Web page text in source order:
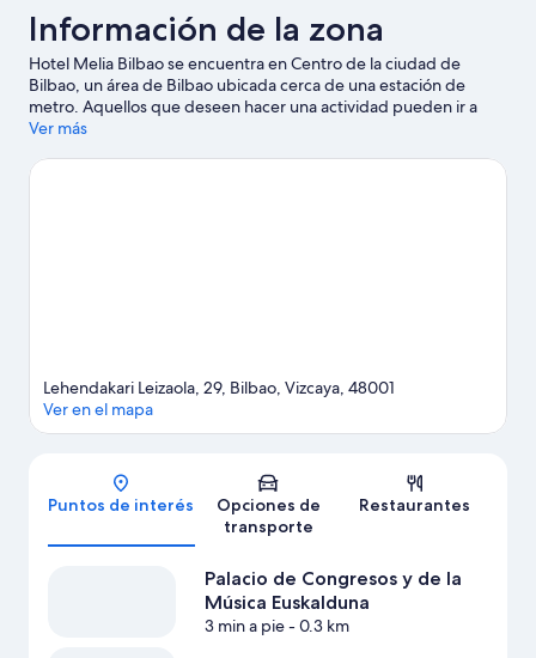
Información de la zona
Hotel Melia Bilbao se encuentra en Centro de la ciudad de
Bilbao, un área de Bilbao ubicada cerca de una estación de
metro. Aquellos que deseen hacer una actividad pueden ir a
Puerto de Bilbao y Funicular de Archanda, mientras que quienes
de Vizcaya y Parque de Doña Casilda de Iturrizar. ¿Quieres asistir
Ver más
Mapa
Lehendakari Leizaola, 29, Bilbao, Vizcaya, 48001
Ver en el mapa
Puntos de interés
Opciones de
transporte
Restaurantes
Palacio de Congresos y de la
Música Euskalduna
3 min a pie- 0.3 km